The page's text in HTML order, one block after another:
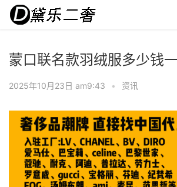
蒙口联名款羽绒服多少钱
2025年10月23日 am9:43 • 资讯